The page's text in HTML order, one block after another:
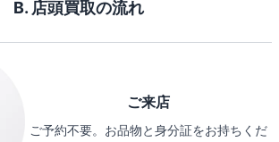
B. 店頭買取の流れ
ご来店
ご予約不要。お品物と身分証をお持ちくだ